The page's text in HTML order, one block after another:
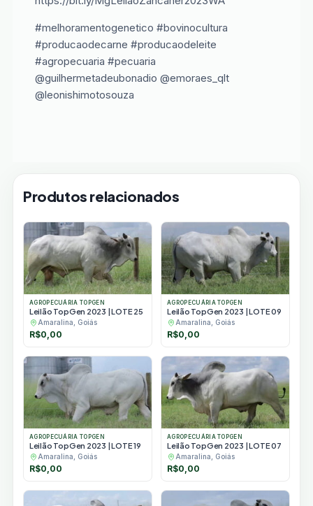
#melhoramentogenetico #bovinocultura
#producaodecarne #producaodeleite
#agropecuaria #pecuaria
@guilhermetadeubonadio @emoraes_qlt
@leonishimotosouza
Produtos relacionados
AGROPECUÁRIA TOPGEN
Leilão TopGen 2023 | LOTE 25
Amaralina, Goiás
R$0,00
AGROPECUÁRIA TOPGEN
Leilão TopGen 2023 | LOTE 09
Amaralina, Goiás
R$0,00
AGROPECUÁRIA TOPGEN
Leilão TopGen 2023 | LOTE 19
Amaralina, Goiás
R$0,00
AGROPECUÁRIA TOPGEN
Leilão TopGen 2023 | LOTE 07
Amaralina, Goiás
R$0,00